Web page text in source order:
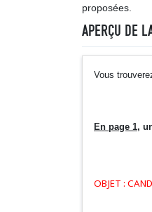
proposées.
APERÇU DE
Vous
En page 1,
OBJET :